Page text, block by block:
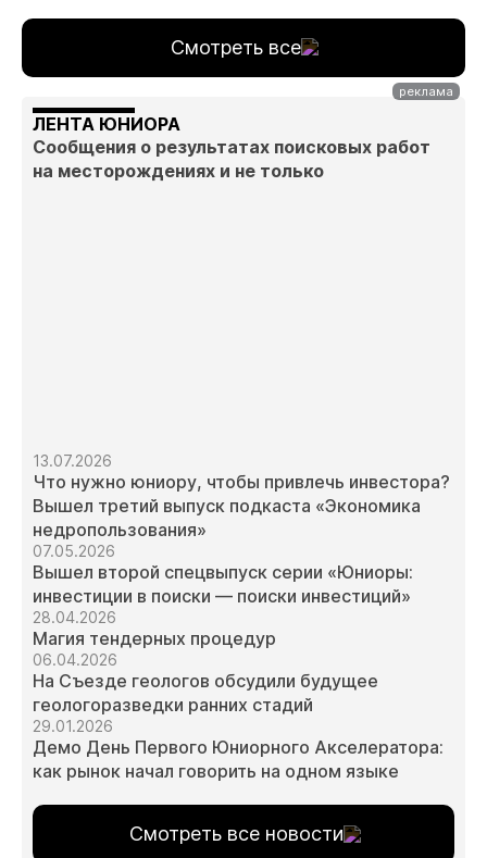
Смотреть все
ЛЕНТА ЮНИОРА
Сообщения о результатах поисковых работ
на месторождениях и не только
13.07.2026
Что нужно юниору, чтобы привлечь инвестора?
Вышел третий выпуск подкаста «Экономика
недропользования»
07.05.2026
Вышел второй спецвыпуск серии «Юниоры:
инвестиции в поиски — поиски инвестиций»
28.04.2026
Магия тендерных процедур
06.04.2026
На Съезде геологов обсудили будущее
геологоразведки ранних стадий
29.01.2026
Демо День Первого Юниорного Акселератора:
как рынок начал говорить на одном языке
Смотреть все новости